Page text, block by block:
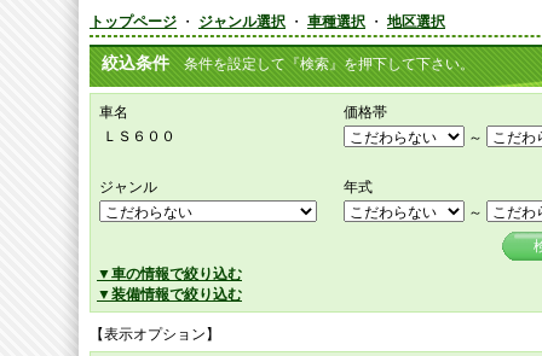
トップページ ・ ジャンル選択 ・ 車種選択 ・ 地区選択
絞込条件 条件を設定して『検索』を押下して下さい。
車名
価格帯
ＬＳ６００
～
ジャンル
年式
～
▼車の情報で絞り込む
▼装備情報で絞り込む
【表示オプション】